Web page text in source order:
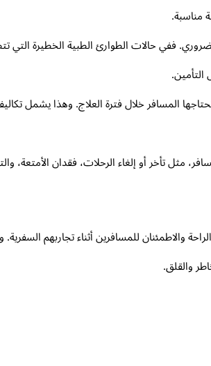
مناسبة.
ففي حالات الطوارئ الطبية الخطيرة
المسافر خلال فترة العلاج. وهذا يشمل
مثل تأخر أو إلغاء الرحلات، فقدان
والاطمئنان للمسافرين أثناء تجاربهم
والقلق.